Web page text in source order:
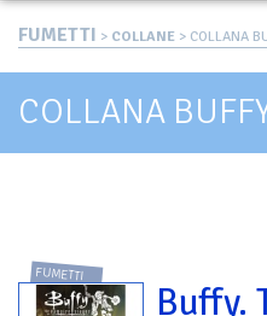
FUMETTI > COLLANE > COLLANA
COLLANA
FUMETTI
Buffy.